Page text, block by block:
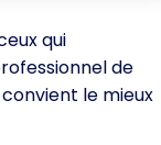
qui
de
le mieux